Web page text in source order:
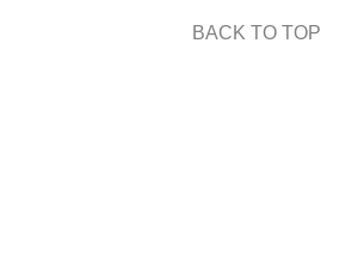
BACK TO TOP